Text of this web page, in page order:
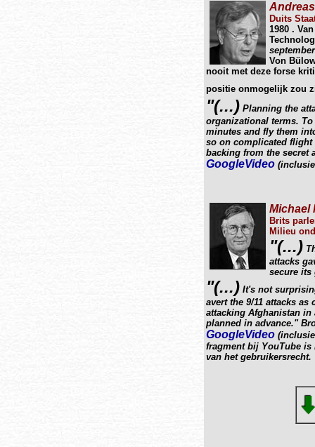
Duits
1980 .
Von
nooit met deze forse
positie onmogelijk zou
"(...)Planning the
organizational terms.
minutes and fly them
so on complicated
backing from the secret
GoogleVideo
Michael
Brits
Milieu
"(...)
attacks
secure
"(...)It's not
avert the 9/11 attacks
attacking Afghanistan in
planned in advance."
GoogleVideo
fragment bij YouTube is
van het gebruikersrecht.